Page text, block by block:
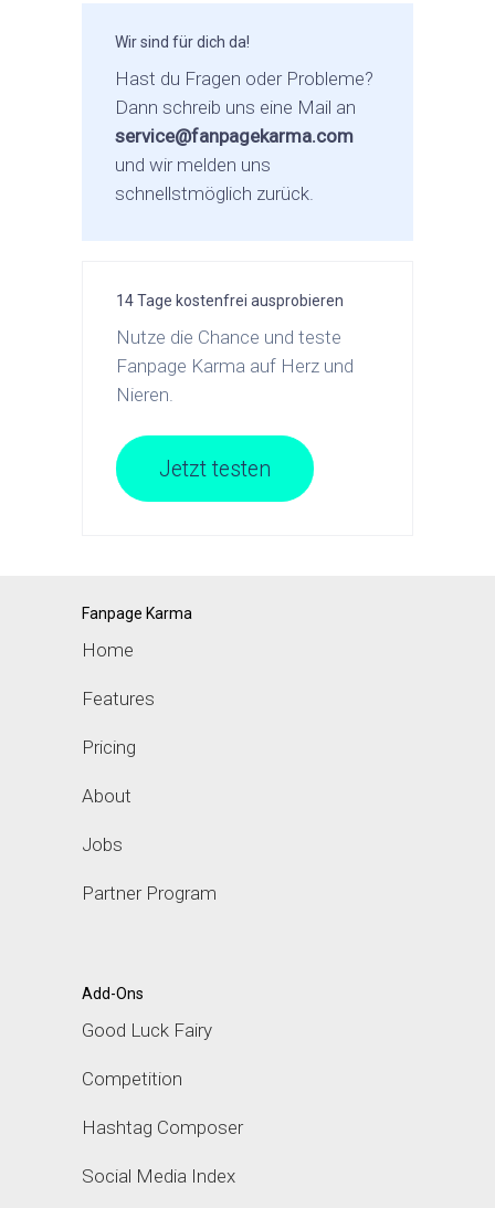
Wir sind für dich da!
Hast du Fragen oder Probleme?
Dann schreib uns eine Mail an
service@fanpagekarma.com
und wir melden uns
schnellstmöglich zurück.
14 Tage kostenfrei ausprobieren
Nutze die Chance und teste
Fanpage Karma auf Herz und
Nieren.
Jetzt testen
Fanpage Karma
Home
Features
Pricing
About
Jobs
Partner Program
Add-Ons
Good Luck Fairy
Competition
Hashtag Composer
Social Media Index